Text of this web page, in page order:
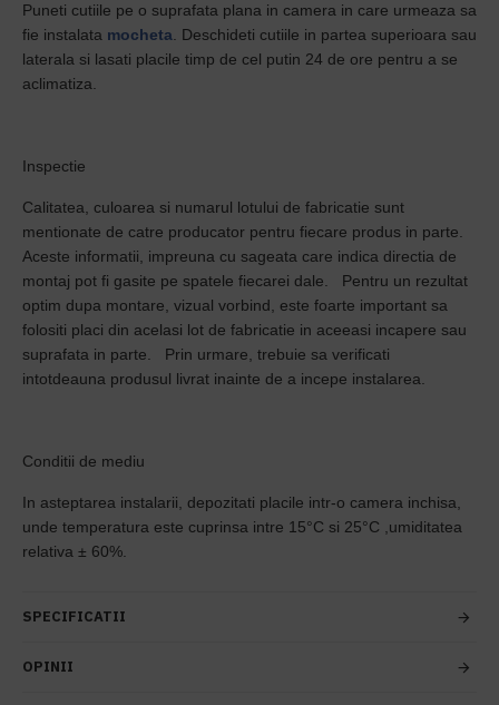
Puneti cutiile pe o suprafata plana in camera in care urmeaza sa
fie instalata mocheta . Deschideti cutiile in partea superioara sau
laterala si lasati placile timp de cel putin 24 de ore pentru a se
aclimatiza.
Inspectie
Calitatea, culoarea si numarul lotului de fabricatie sunt
mentionate de catre producator pentru fiecare produs in parte.
Aceste informatii, impreuna cu sageata care indica directia de
montaj pot fi gasite pe spatele fiecarei dale. Pentru un rezultat
optim dupa montare, vizual vorbind, este foarte important sa
folositi placi din acelasi lot de fabricatie in aceeasi incapere sau
suprafata in parte. Prin urmare, trebuie sa verificati
intotdeauna produsul livrat inainte de a incepe instalarea.
Conditii de mediu
In asteptarea instalarii, depozitati placile intr-o camera inchisa,
unde temperatura este cuprinsa intre 15°C si 25°C ,umiditatea
relativa ± 60%.
SPECIFICATII
OPINII